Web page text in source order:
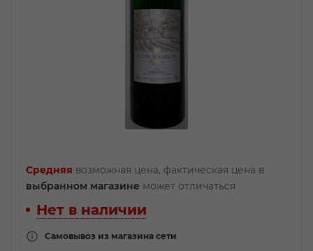
Средняя возможная цена, фактическая цена в
выбранном магазине может отличаться
Нет в наличии
Самовывоз из магазина сети